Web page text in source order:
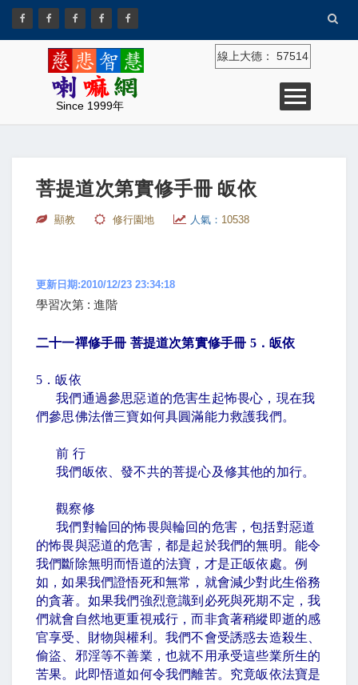
Since 1999年
線上大德： 57514
菩提道次第實修手冊 皈依
顯教 修行園地 人氣： 10538
更新日期:2010/12/23 23:34:18
學習次第 : 進階
二十一禪修手冊 菩提道次第實修手冊 5．皈依
5 ．皈依
我們通過參思惡道的危害生起怖畏心，現在我
們參思佛法僧三寶如何具圓滿能力救護我們。
前 行
我們皈依、發不共的菩提心及修其他的加行。
觀察修
我們對輪回的怖畏與輪回的危害，包括對惡道
的怖畏與惡道的危害，都是起於我們的無明。能令
我們斷除無明而悟道的法寶，才是正皈依處。例
如，如果我們證悟死和無常，就會減少對此生俗務
的貪著。如果我們強烈意識到必死與死期不定，我
們就會自然地更重視戒行，而非貪著稍縱即逝的感
官享受、財物與權利。我們不會受誘惑去造殺生、
偷盜、邪淫等不善業，也就不用承受這些業所生的
苦果。此即悟道如何令我們離苦。究竟皈依法寶是